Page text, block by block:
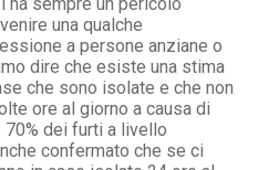
una qualche
a persone anziane o
dire che esiste una stima
che sono isolate e che non
ore al giorno a causa di
dei furti a livello
confermato che se ci